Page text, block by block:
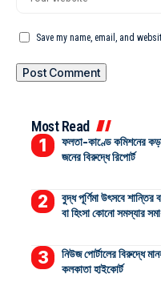
Save my name, email, and
Most Read
ফলতা-কাণ্ডে কমিশনের
জনের বিরুদ্ধে রিপোর্ট
বুদ্ধ পূর্ণিমা উৎসবে শান্তির
বা হিংসা কোনো সমস্যার
নিউজ পোর্টালের বিরুদ্ধে
কলকাতা হাইকোর্ট